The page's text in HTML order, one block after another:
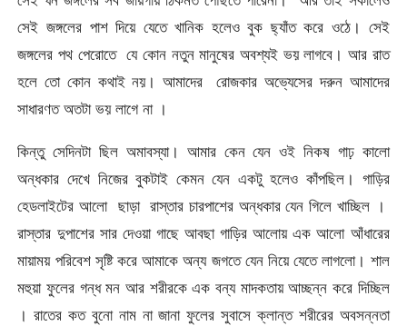
সেই জঙ্গলের পাশ দিয়ে যেতে খানিক হলেও বুক ছ্যাঁত করে ওঠে। সেই
জঙ্গলের পথ পেরোতে যে কোন নতুন মানুষের অবশ্যই ভয় লাগবে। আর রাত
হলে তো কোন কথাই নয়। আমাদের রোজকার অভ্যেসের দরুন আমাদের
সাধারণত অতটা ভয় লাগে না ।
কিন্তু সেদিনটা ছিল অমাবস্যা। আমার কেন যেন ওই নিকষ গাঢ় কালো
অন্ধকার দেখে নিজের বুকটাই কেমন যেন একটু হলেও কাঁপছিল। গাড়ির
হেডলাইটের আলো ছাড়া রাস্তার চারপাশের অন্ধকার যেন গিলে খাচ্ছিল ।
রাস্তার দুপাশের সার দেওয়া গাছে আবছা গাড়ির আলোয় এক আলো আঁধারের
মায়াময় পরিবেশ সৃষ্টি করে আমাকে অন্য জগতে যেন নিয়ে যেতে লাগলো। শাল
মহুয়া ফুলের গন্ধ মন আর শরীরকে এক বন্য মাদকতায় আচ্ছন্ন করে দিচ্ছিল
। রাতের কত বুনো নাম না জানা ফুলের সুবাসে ক্লান্ত শরীরের অবসন্নতা